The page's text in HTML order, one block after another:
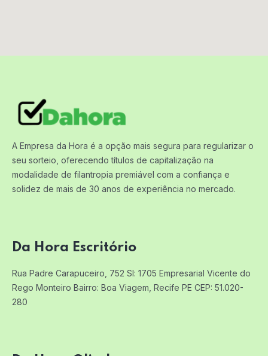
A Empresa da Hora é a opção mais segura para regularizar o
seu sorteio, oferecendo títulos de capitalização na
modalidade de filantropia premiável com a confiança e
solidez de mais de 30 anos de experiência no mercado.
Da Hora Escritório
Rua Padre Carapuceiro, 752 Sl: 1705 Empresarial Vicente do
Rego Monteiro Bairro: Boa Viagem, Recife PE CEP: 51.020-
280